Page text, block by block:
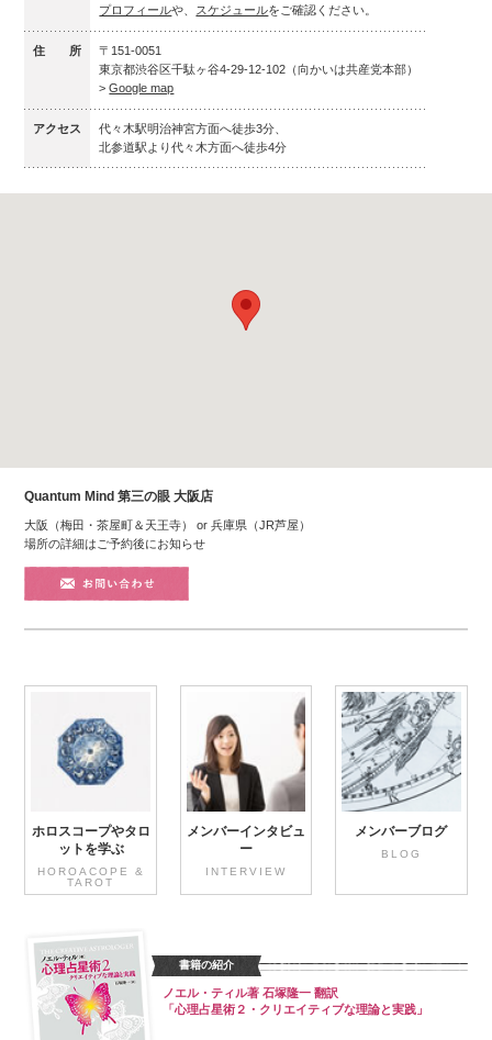
プロフィールや、 スケジュールをご確認ください。
住 所
〒151-0051
東京都渋谷区千駄ヶ谷4-29-12-102（向かいは共産党本部）
>Google map
アクセス
代々木駅明治神宮方面へ徒歩3分、
北参道駅より代々木方面へ徒歩4分
Quantum Mind 第三の眼 大阪店
大阪（梅田・茶屋町＆天王寺） or 兵庫県（JR芦屋）
場所の詳細はご予約後にお知らせ
ホロスコープやタロ
ットを学ぶ
HOROACOPE &
TAROT
メンバーインタビュ
ー
INTERVIEW
メンバーブログ
BLOG
書籍の紹介
ノエル・ティル著 石塚隆一 翻訳
「心理占星術２・クリエイティブな理論と実践」